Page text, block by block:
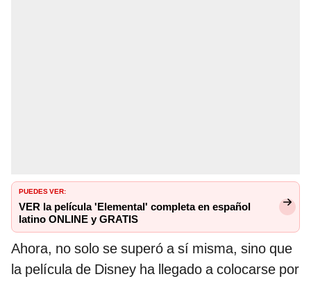
PUEDES VER:
VER la película 'Elemental' completa en español
latino ONLINE y GRATIS
Ahora, no solo se superó a sí misma, sino que
la película de Disney ha llegado a colocarse por